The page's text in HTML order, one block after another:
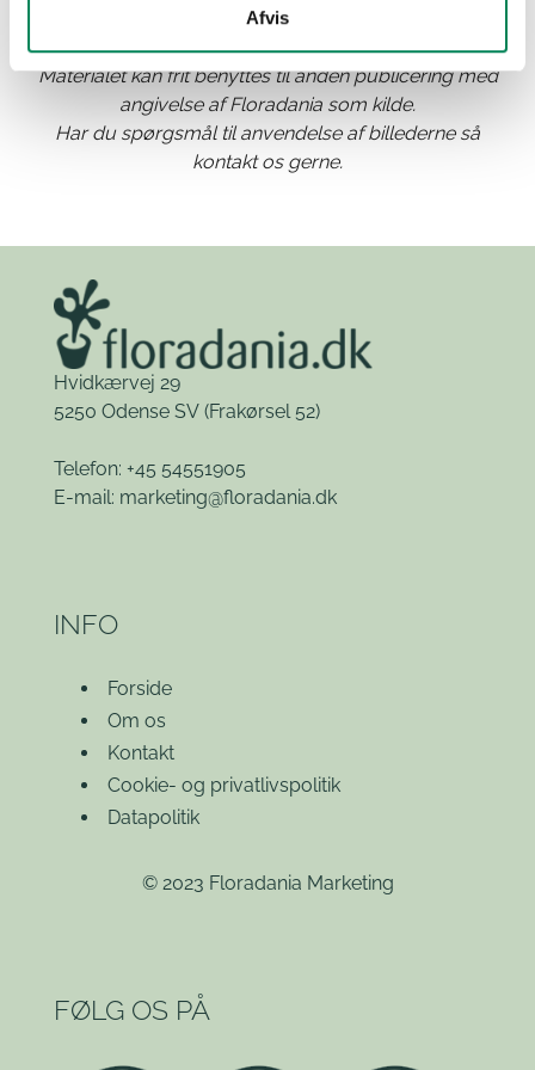
Afvis
Materialet kan frit benyttes til anden publicering med
angivelse af Floradania som kilde.
Har du spørgsmål til anvendelse af billederne så
kontakt os gerne.
Hvidkærvej 29
5250 Odense SV (Frakørsel 52)
Telefon: +45 54551905
E-mail: marketing@floradania.dk
INFO
Forside
Om os
Kontakt
Cookie- og privatlivspolitik
Datapolitik
© 2023 Floradania Marketing
FØLG OS PÅ